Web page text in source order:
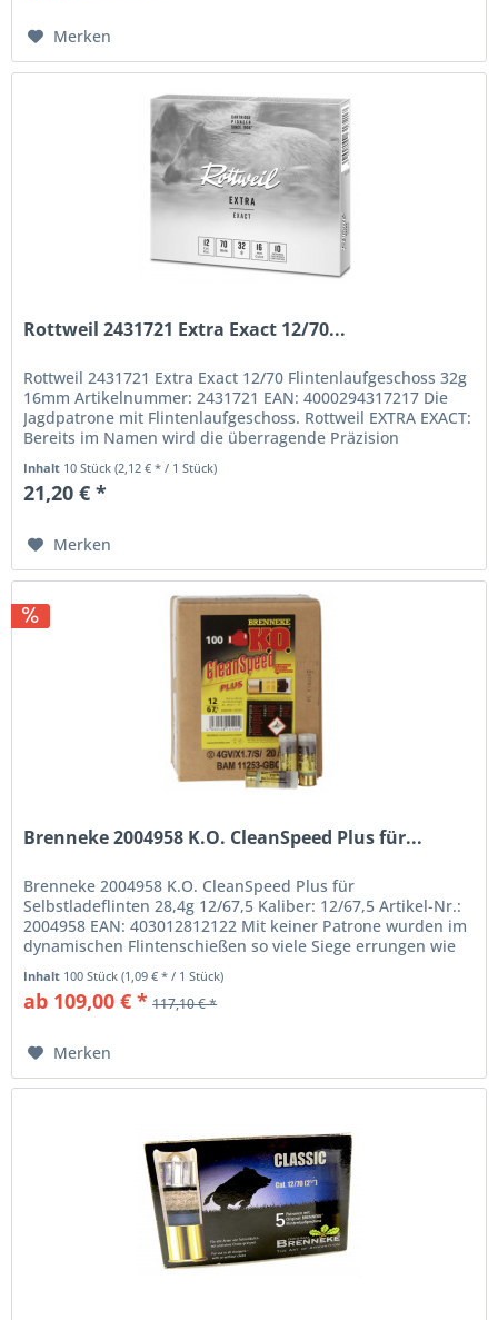
Merken
Rottweil 2431721 Extra Exact 12/70...
Rottweil 2431721 Extra Exact 12/70 Flintenlaufgeschoss 32g
16mm Artikelnummer: 2431721 EAN: 4000294317217 Die
Jagdpatrone mit Flintenlaufgeschoss. Rottweil EXTRA EXACT:
Bereits im Namen wird die überragende Präzision
Inhalt 10 Stück(2,12 € * / 1 Stück)
21,20 € *
Merken
Brenneke 2004958 K.O. CleanSpeed Plus für...
Brenneke 2004958 K.O. CleanSpeed Plus für
Selbstladeflinten 28,4g 12/67,5 Kaliber: 12/67,5 Artikel-Nr.:
2004958 EAN: 403012812122 Mit keiner Patrone wurden im
dynamischen Flintenschießen so viele Siege errungen wie
Inhalt 100 Stück(1,09 € * / 1 Stück)
ab 109,00 € * 117,10 € *
Merken